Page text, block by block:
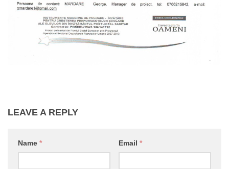
LEAVE A REPLY
Name * Email *